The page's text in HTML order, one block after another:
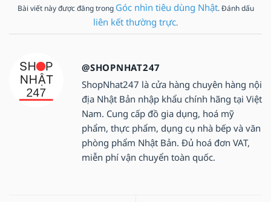
Bài viết này được đăng trong Góc nhìn tiêu dùng Nhật. Đánh dấu
liên kết thường trực.
@SHOPNHAT247
ShopNhat247 là cửa hàng chuyên hàng nội
địa Nhật Bản nhập khẩu chính hãng tại Việt
Nam. Cung cấp đồ gia dụng, hoá mỹ
phẩm, thực phẩm, dụng cụ nhà bếp và văn
phòng phẩm Nhật Bản. Đủ hoá đơn VAT,
miễn phí vận chuyển toàn quốc.